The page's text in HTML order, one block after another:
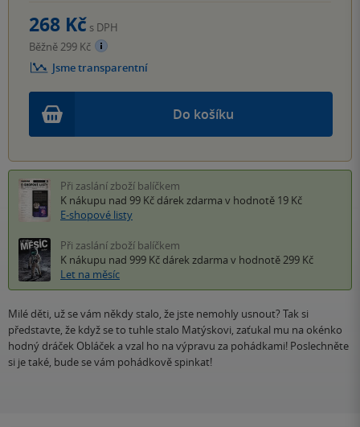
Do košíku
268 Kč s DPH
Běžně 299 Kč
Jsme transparentní
Při zaslání zboží balíčkem
K nákupu nad 99 Kč dárek zdarma v hodnotě 19 Kč
E-shopové listy
Při zaslání zboží balíčkem
K nákupu nad 999 Kč dárek zdarma v hodnotě 299 Kč
Let na měsíc
Milé děti, už se vám někdy stalo, že jste nemohly usnout? Tak si
představte, že když se to tuhle stalo Matýskovi, zaťukal mu na okénko
hodný dráček Obláček a vzal ho na výpravu za pohádkami! Poslechněte
si je také, bude se vám pohádkově spinkat!